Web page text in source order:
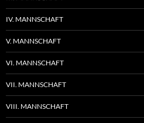
IV. MANNSCHAFT
V. MANNSCHAFT
VI. MANNSCHAFT
VII. MANNSCHAFT
VIII. MANNSCHAFT